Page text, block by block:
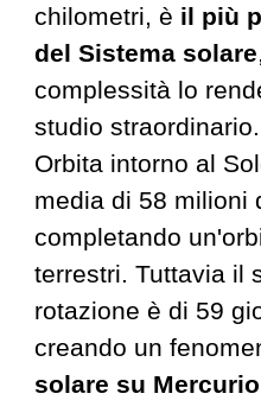
chilometri, è il più
del Sistema solare
complessità lo
studio straordinario.
Orbita intorno al
media di 58 milioni
completando
terrestri. Tuttavia il
rotazione è di 59
creando un
solare su